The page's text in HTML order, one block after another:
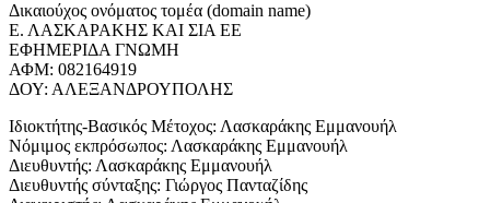
Δικαιούχος ονόματος τομέα (domain name)
Ε. ΛΑΣΚΑΡΑΚΗΣ ΚΑΙ ΣΙΑ ΕΕ
ΕΦΗΜΕΡΙΔΑ ΓΝΩΜΗ
ΑΦΜ: 082164919
ΔΟΥ: ΑΛΕΞΑΝΔΡΟΥΠΟΛΗΣ
Ιδιοκτήτης-Βασικός Μέτοχος: Λασκαράκης Εμμανουήλ
Νόμιμος εκπρόσωπος: Λασκαράκης Εμμανουήλ
Διευθυντής: Λασκαράκης Εμμανουήλ
Διευθυντής σύνταξης: Γιώργος Πανταζίδης